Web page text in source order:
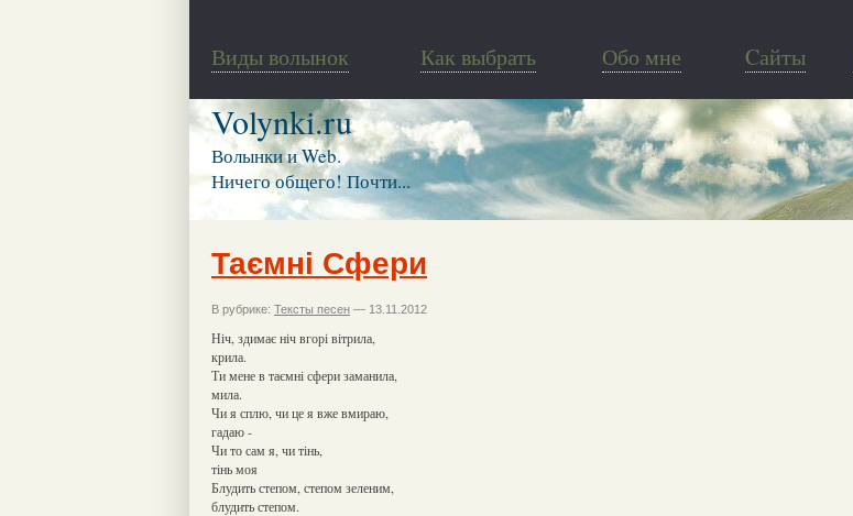
Виды волынок Как выбрать Обо мне Cайты
Volynki.ru
Волынки и Web.
Ничего общего! Почти...
Таємні Cфери
В рубрике: Тексты песен — 13.11.2012
Ніч, здимає ніч вгорі вітрила,
крила.
Ти мене в таємні сфери заманила,
мила.
Чи я сплю, чи це я вже вмираю,
гадаю -
Чи то сам я, чи тінь,
тінь моя
Блудить степом, степом зеленим,
блудить степом.